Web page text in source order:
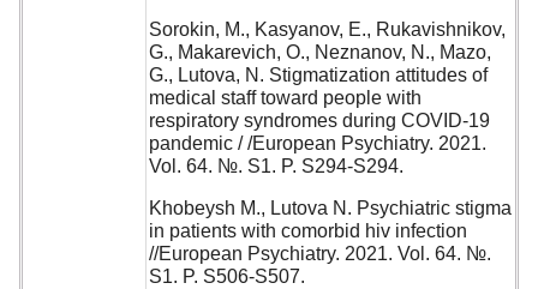
Sorokin, M., Kasyanov, E., Rukavishnikov,
G., Makarevich, O., Neznanov, N., Mazo,
G., Lutova, N. Stigmatization attitudes of
medical staff toward people with
respiratory syndromes during COVID-19
pandemic / /European Psychiatry. 2021.
Vol. 64. №. S1. P. S294-S294.
Khobeysh M., Lutova N. Psychiatric stigma
in patients with comorbid hiv infection
//European Psychiatry. 2021. Vol. 64. №.
S1. P. S506-S507.